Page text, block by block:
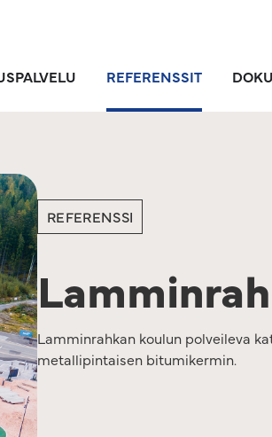
REFERENSSIT
REFERENSSI
Lamminrahkan koulun polveileva
metallipintaisen bitumikermin.